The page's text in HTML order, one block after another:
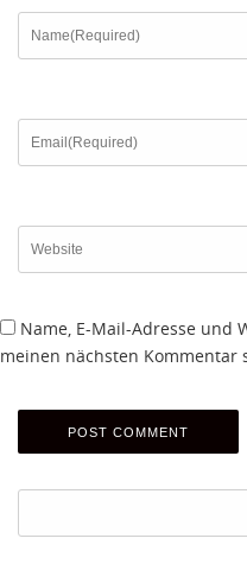
Name, E-Mail-Adresse und
meinen nächsten Kommentar